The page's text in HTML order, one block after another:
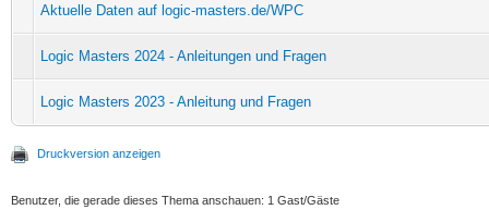
Aktuelle Daten auf logic-masters.de/WPC
Logic Masters 2024 - Anleitungen und Fragen
Logic Masters 2023 - Anleitung und Fragen
Druckversion anzeigen
Benutzer, die gerade dieses Thema anschauen: 1 Gast/Gäste